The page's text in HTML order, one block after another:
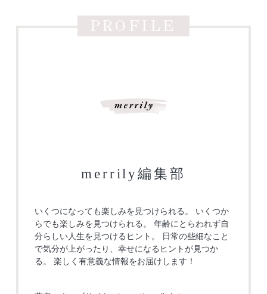
PROFILE
merrily編集部
いくつになっても楽しみを見つけられる。 いくつか
らでも楽しみを見つけられる。 年齢にとらわれず自
分らしい人生を見つけるヒント。 日常の些細なこと
で気分が上がったり、幸せになるヒントが見つか
る。 楽しく有意義な情報をお届けします！